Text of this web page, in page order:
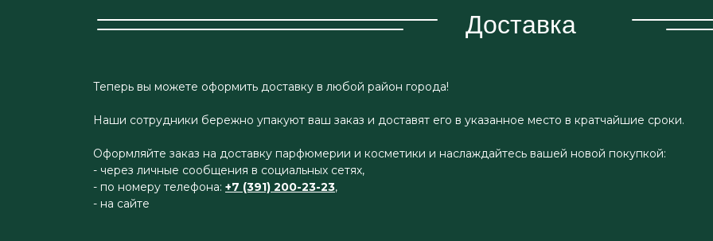
Доставка
Теперь вы можете оформить доставку в любой район города!
Наши сотрудники бережно упакуют ваш заказ и доставят его в указанное место в кратчайшие сроки.
Оформляйте заказ на доставку парфюмерии и косметики и наслаждайтесь вашей новой покупкой:
- через личные сообщения в социальных сетях,
- по номеру телефона: +7 (391) 200-23-23,
- на сайте